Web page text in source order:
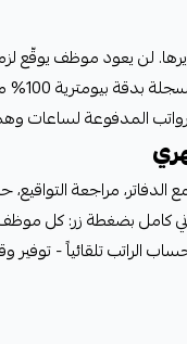
لن يعود موظف يوقّع
آخر تسجيل
المدفوعة لساعات
ساعة شهرياً في جمع الدفاتر، مراجعة
كامل بضغطة زر: كل موظف
الراتب تلقائياً -